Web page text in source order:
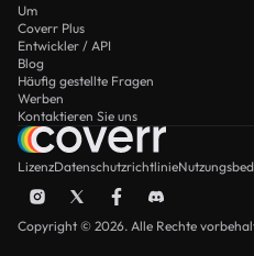
Um
Coverr Plus
Entwickler / API
Blog
Häufig gestellte Fragen
Werben
Kontaktieren Sie uns
LizenzDatenschutzrichtlinie
Copyright © 2026. Alle Rechte